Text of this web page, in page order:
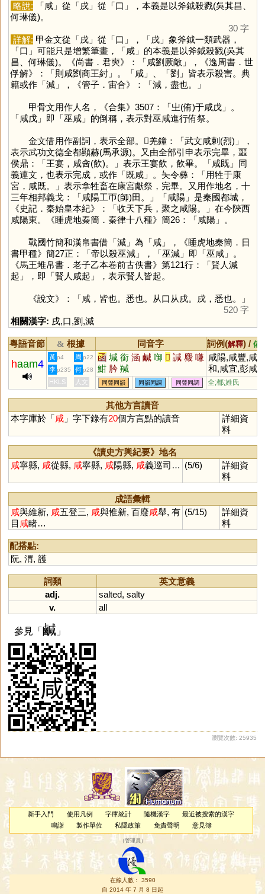
略說: 「咸」從「戌」從「口 」，本義是以斧鉞殺戮(吳其昌、
何琳儀)。
30 字
詳解: 甲金文從「戌」從「口 」，「戌」象斧鉞一類武器，
「口 」可能只是增繁筆畫，「咸」的本義是以斧鉞殺戮(吳其
昌、何琳儀)。《尚書．君奭》：「咸劉厥敵」，《逸周書．世
俘解》：「則咸劉商王紂」。「咸」、「劉 」皆表示殺害。典
籍或作「減」，《管子．宙合》：「減，盡也。」
甲骨文用作人名，《合集》3507：「㞢(侑)于咸戊」。
「咸戊」即「巫咸」的倒稱，表示對巫咸進行侑祭。
金文借用作副詞，表示全部。𠫑羌鐘：「武文咸剌(烈)」，
表示武功文德全都顯赫(馬承源)。又由全部引申表示完畢，噩
侯鼎：「王宴，咸酓(飲)。」表示王宴飲，飲畢。「咸既」同
義連文，也表示完成，或作「既咸」。夨令彝：「用牲于康
宮，咸既。」表示拿牲畜在康宮獻祭，完畢。又用作地名，十
三年相邦義戈：「咸陽工帀(師)田。」「咸陽」是秦國都城，
《史記．秦始皇本紀》：「收天下兵，聚之咸陽。」在今陝西
咸陽東。《睡虎地秦簡．秦律十八種》簡26：「咸陽」。
戰國竹簡和漢帛書借「減」為「咸」，《睡虎地秦簡．日
書甲種》簡27正：「帝以殺巫減」，「巫減」即「巫咸」。
《馬王堆帛書．老子乙本卷前古佚書》第121行：「賢人減
起」，即「賢人咸起」，表示賢人皆起。
《說文》：「咸，皆也。悉也。从口从戌。戌，悉也。」
520 字
相關漢字: 戌,口,劉 ,減
粵語音節 & 根據 同音字 詞例(解釋) / 備
haam4
黃 p4 周 p22 函 堿 銜 涵 鹹 啣 𤯌 諴 麙 嗛
魽 肣 羬
咸陽,咸豐,咸
和,咸宜,彭咸,
巫咸,阮咸,咸
池,咸豐草,咸
宮,老少咸宜,
犬咸陽,咸五登
李 p235 何 p28
HKLS 人文 同聲同韻 同韻同調 同聲同調 全;都;姓氏
其他方言讀音
本字庫於「咸」字下錄有20個方言點的讀音
詳細資
料
《讀史方輿紀要》地名
咸寧縣, 咸從縣, 咸寧縣, 咸陽縣, 咸義巡司… (5/6)
詳細資
料
成語彙輯
咸與維新, 咸五登三, 咸與惟新, 百廢咸舉, 有
目 咸睹…
(5/15)
詳細資
料
配搭點:
阮, 渭, 頀
詞類
英文意義
adj.
salted, salty
v.
all
參見「鹹 」
瀏覽次數: 25935
新手入門 使用凡例 字庫統計 隨機漢字
最近被搜索的漢字
鳴謝
製作單位 私隱政策 免責聲明 意見簿
（管理員 ）
在線人數： 3590
自 2014 年 7 月 8 日起